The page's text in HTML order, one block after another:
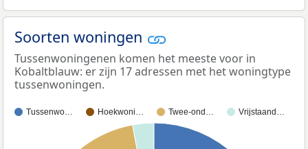
Soorten woningen
Tussenwoningenen komen het meeste voor in
Kobaltblauw: er zijn 17 adressen met het woningtype
tussenwoningen.
Tussenwo… Hoekwoni… Twee-ond… Vrijstaand…